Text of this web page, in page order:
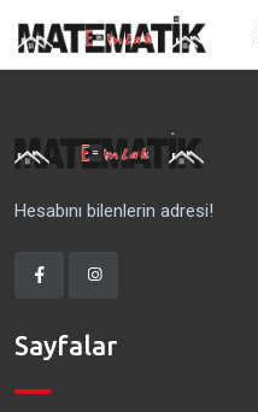
Hesabını bilenlerin adresi!
Sayfalar